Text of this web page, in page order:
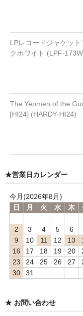
LPレコードジャケッ
クホワイト (LPF-
The Yeomen of the
[HI24] (HARDY-HI24)
★営業日カレンダー
今月(2026年8月)
日
月 火 水 木
2
3 4 5 6
9
10 11 12 13
16
17 18 19 20
23
24 25 26 27
30
31
★ お問い合わせ